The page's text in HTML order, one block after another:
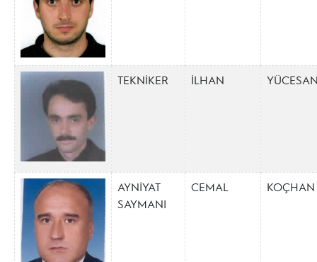
TEKNİKER İLHAN
AYNİYAT
SAYMANI
CEMAL KOÇHAN